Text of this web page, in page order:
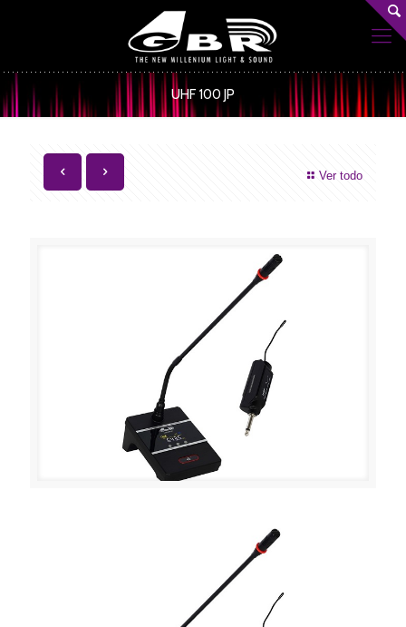
UHF 100 JP
Ver todo